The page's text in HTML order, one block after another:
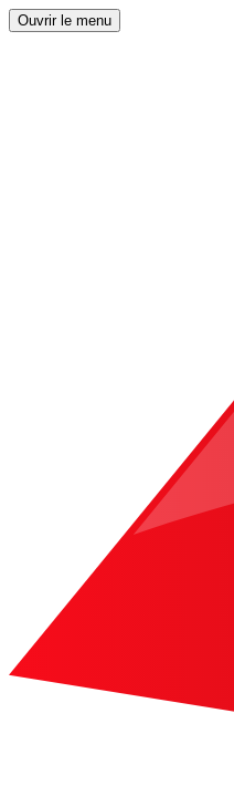
Ouvrir le menu